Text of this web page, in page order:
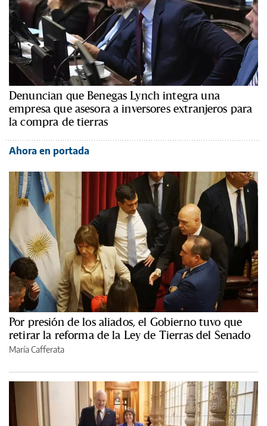
Denuncian que Benegas Lynch integra una
empresa que asesora a inversores extranjeros para
la compra de tierras
Ahora en portada
Por presión de los aliados, el Gobierno tuvo que
retirar la reforma de la Ley de Tierras del Senado
María Cafferata